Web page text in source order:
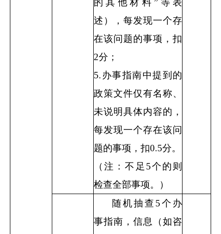
的其他材料”等表
述），每发现一个存
在该问题的事项，扣
2分；
5.办事指南中提到的
政策文件仅有名称、
未说明具体内容的，
每发现一个存在该问
题的事项，扣0.5分。
（注：不足 5个的则
检查全部事项。）
随机抽查 5个办
事指南，信息（如咨